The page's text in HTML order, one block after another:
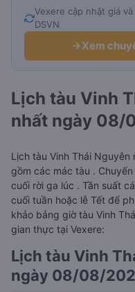
Vexere cập nhật giá
DSVN
Xem
Lịch tàu Vinh
nhất ngày 08/
Lịch tàu Vinh Thái
gồm các mác tàu .
cuối rời ga lúc . Tần suất
cuối tuần hoặc lễ Tết để
khảo bảng giờ tàu Vinh
gian thực tại Vexere:
Lịch tàu Vinh
ngày 08/08/